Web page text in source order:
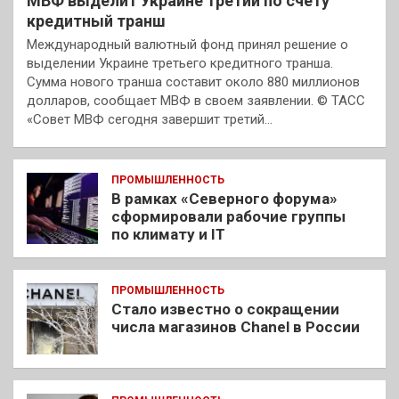
кредитный транш
Международный валютный фонд принял решение о
выделении Украине третьего кредитного транша.
Сумма нового транша составит около 880 миллионов
долларов, сообщает МВФ в своем заявлении. © ТАСС
«Совет МВФ сегодня завершит третий…
ПРОМЫШЛЕННОСТЬ
В рамках «Северного форума»
сформировали рабочие группы
по климату и IT
ПРОМЫШЛЕННОСТЬ
Стало известно о сокращении
числа магазинов Chanel в России